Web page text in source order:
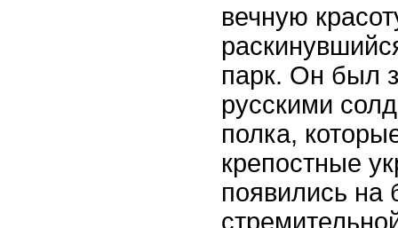
вечную
парк. Он был
русскими
полка,
крепостные
появились на